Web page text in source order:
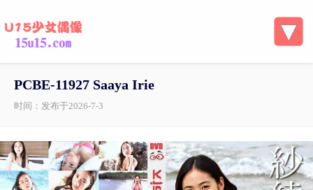
PCBE-11927 Saaya Irie
时间：发布于2026-7-3